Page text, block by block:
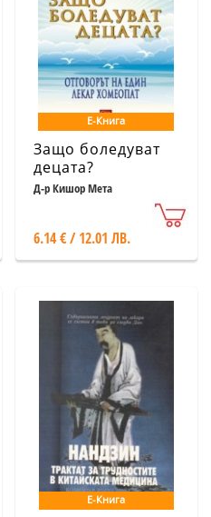
Е-Книга
Защо боледуват
децата?
Д-р Кишор Мета
6.14 € / 12.01 ЛВ.
Е-Книга